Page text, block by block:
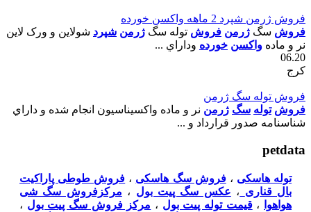
فروش ژرمن شپرد 2 ماهه واکسن خورده
فروش سگ ژرمن فروش توله سگ ژرمن شپرد شولاين و ورک لاين
نر و ماده واکسن خورده وداراي ...
06.20
کرج
فروش توله سگ ژرمن
فروش توله سگ ژرمن نر و ماده واکسيناسيون انجام شده و داراي
شناسنامه صدور قرارداد و ...
petdata
توله هاسکی ،فروش سگ هاسکی ، فروش طوطی پاراکیت
بال قناری ، عکس سگ پیت بول ، مرکزفروش سگ شی
هواهوا
،قیمت توله پیت بول ، مرکز فروش سگ پیت بول ،